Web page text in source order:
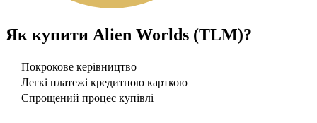
Як купити Alien Worlds (TLM)?
Покрокове керівництво
Легкі платежі кредитною карткою
Спрощений процес купівлі